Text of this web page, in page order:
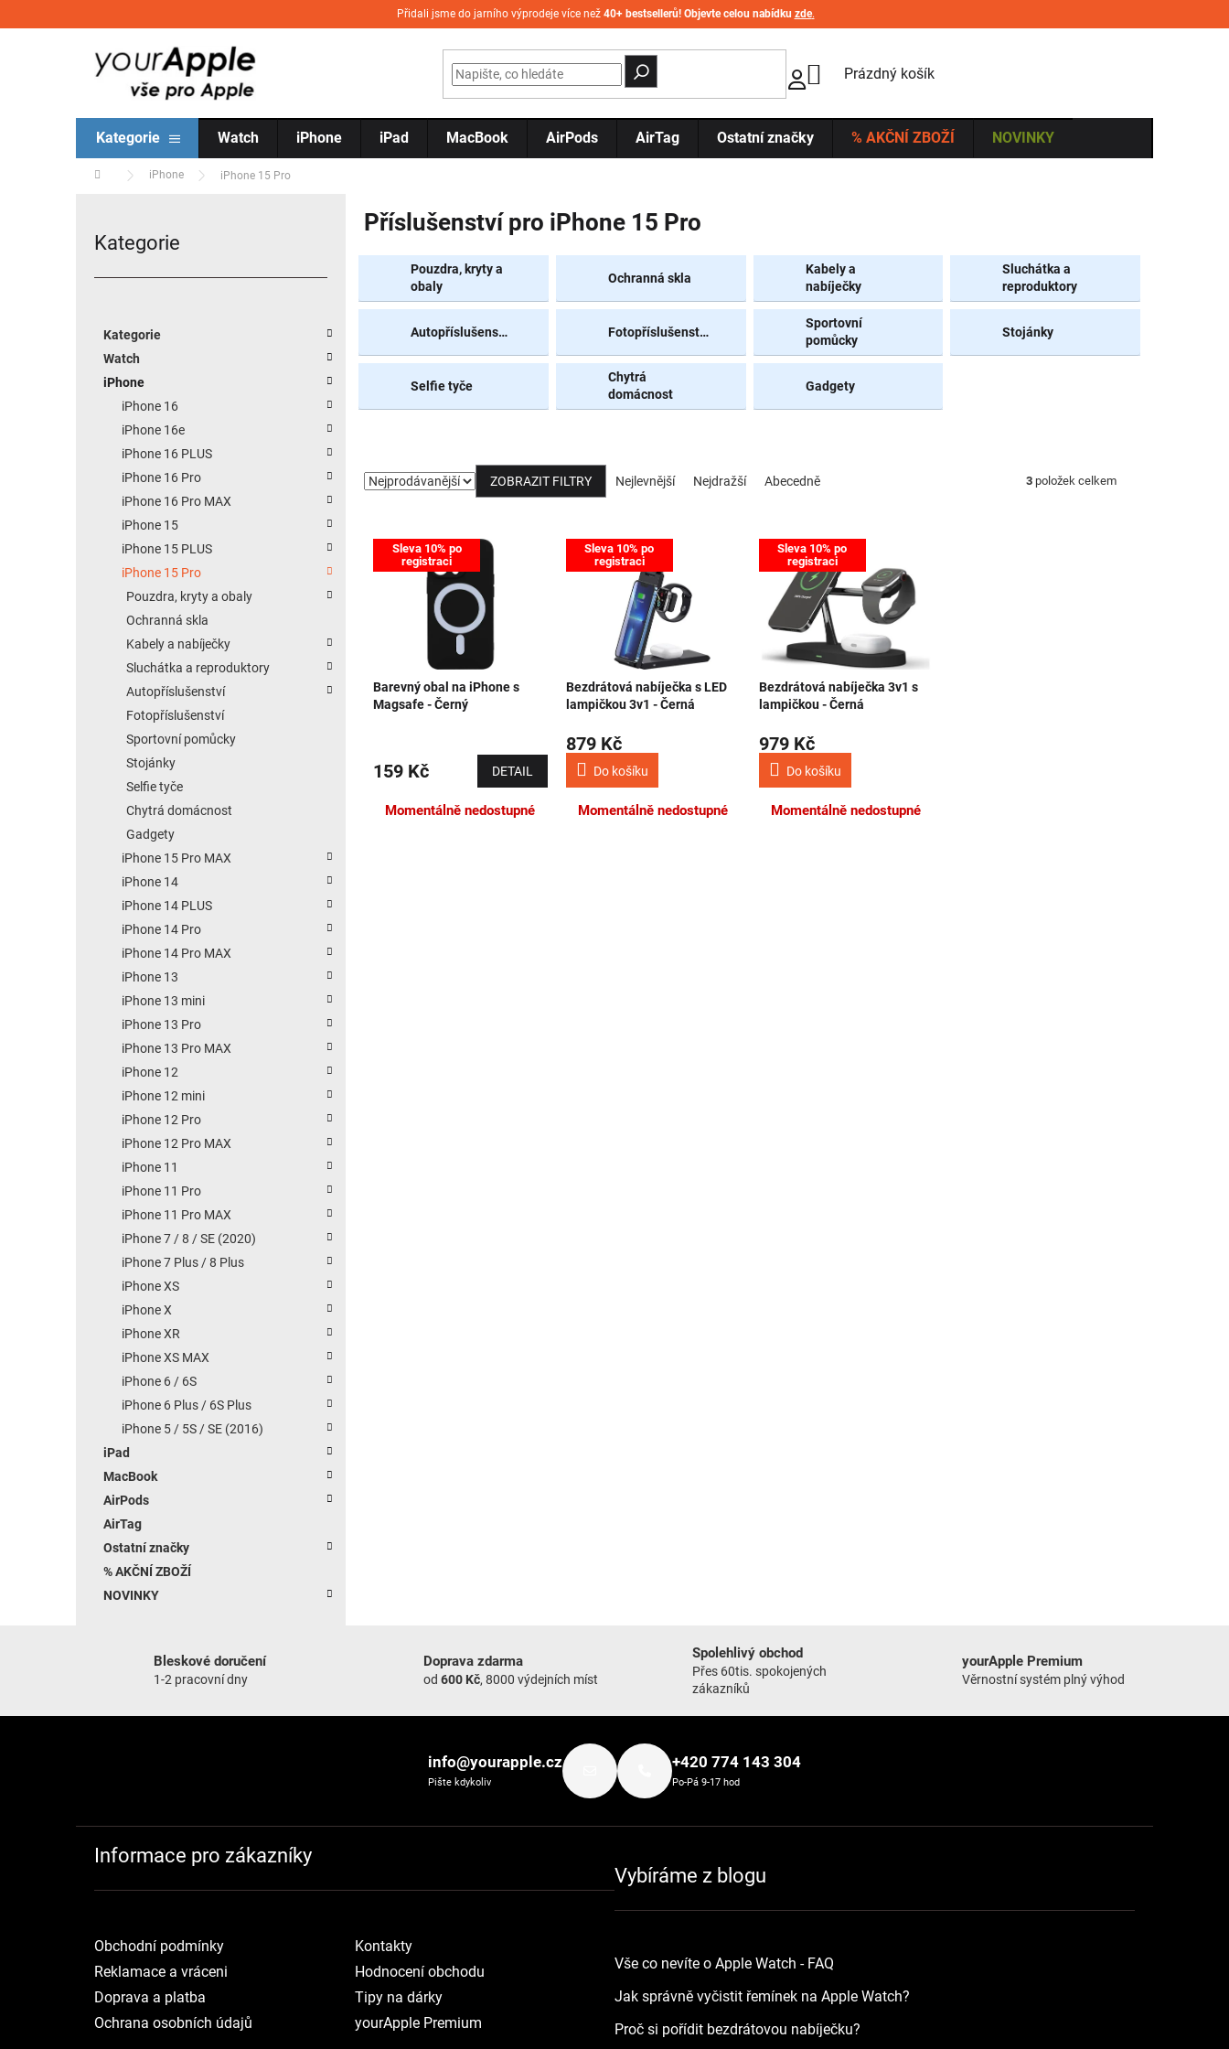
Přidali jsme do jarního výprodeje více než 40+ bestsellerů! Objevte celou nabídku zde.
NÁKUPNÍ KOŠÍK
Prázdný košík
Kategorie Watch iPhone iPad MacBook AirPods AirTag Ostatní značky % AKČNÍ ZBOŽÍ NOVINKY
Domů iPhone iPhone 15 Pro
Přeskočit kategorie
Kategorie
Kategorie
Watch
iPhone
iPhone 16
iPhone 16e
iPhone 16 PLUS
iPhone 16 Pro
iPhone 16 Pro MAX
iPhone 15
iPhone 15 PLUS
iPhone 15 Pro
Pouzdra, kryty a obaly
Ochranná skla
Kabely a nabíječky
Sluchátka a reproduktory
Autopříslušenství
Fotopříslušenství
Sportovní pomůcky
Stojánky
Selfie tyče
Chytrá domácnost
Gadgety
iPhone 15 Pro MAX
iPhone 14
iPhone 14 PLUS
iPhone 14 Pro
iPhone 14 Pro MAX
iPhone 13
iPhone 13 mini
iPhone 13 Pro
iPhone 13 Pro MAX
iPhone 12
iPhone 12 mini
iPhone 12 Pro
iPhone 12 Pro MAX
iPhone 11
iPhone 11 Pro
iPhone 11 Pro MAX
iPhone 7 / 8 / SE (2020)
iPhone 7 Plus / 8 Plus
iPhone XS
iPhone X
iPhone XR
iPhone XS MAX
iPhone 6 / 6S
iPhone 6 Plus / 6S Plus
iPhone 5 / 5S / SE (2016)
iPad
MacBook
AirPods
AirTag
Ostatní značky
% AKČNÍ ZBOŽÍ
NOVINKY
Příslušenství pro iPhone 15 Pro
Pouzdra, kryty a
obaly
Ochranná skla
Kabely a
nabíječky
Sluchátka a
reproduktory
Autopříslušenství Fotopříslušenství
Sportovní
pomůcky
Stojánky
Selfie tyče
Chytrá
domácnost
Gadgety
ZOBRAZIT FILTRY Nejlevnější Nejdražší Abecedně 3 položek celkem
Výpis produktů
Sleva 10% po
registraci
Barevný obal na iPhone s
Magsafe - Černý
159 Kč DETAIL
Momentálně nedostupné
Sleva 10% po
registraci
Bezdrátová nabíječka s LED
lampičkou 3v1 - Černá
879 Kč
Do košíku
Momentálně nedostupné
Sleva 10% po
registraci
Bezdrátová nabíječka 3v1 s
lampičkou - Černá
979 Kč
Do košíku
Momentálně nedostupné
Bleskové doručení
1-2 pracovní dny
Doprava zdarma
od 600 Kč, 8000 výdejních míst
Spolehlivý obchod
Přes 60tis. spokojených
zákazníků
yourApple Premium
Věrnostní systém plný výhod
info@yourapple.cz
Pište kdykoliv
+420 774 143 304
Po-Pá 9-17 hod
Informace pro zákazníky
Obchodní podmínky
Reklamace a vráceni
Doprava a platba
Ochrana osobních údajů
Kontakty
Hodnocení obchodu
Tipy na dárky
yourApple Premium
Vybíráme z blogu
Vše co nevíte o Apple Watch - FAQ
Jak správně vyčistit řemínek na Apple Watch?
Proč si pořídit bezdrátovou nabíječku?